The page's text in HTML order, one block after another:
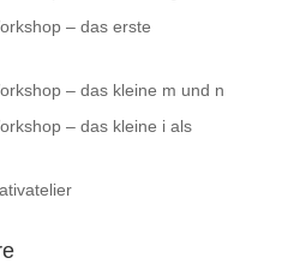
– das erste
– das kleine m und n
– das kleine i als